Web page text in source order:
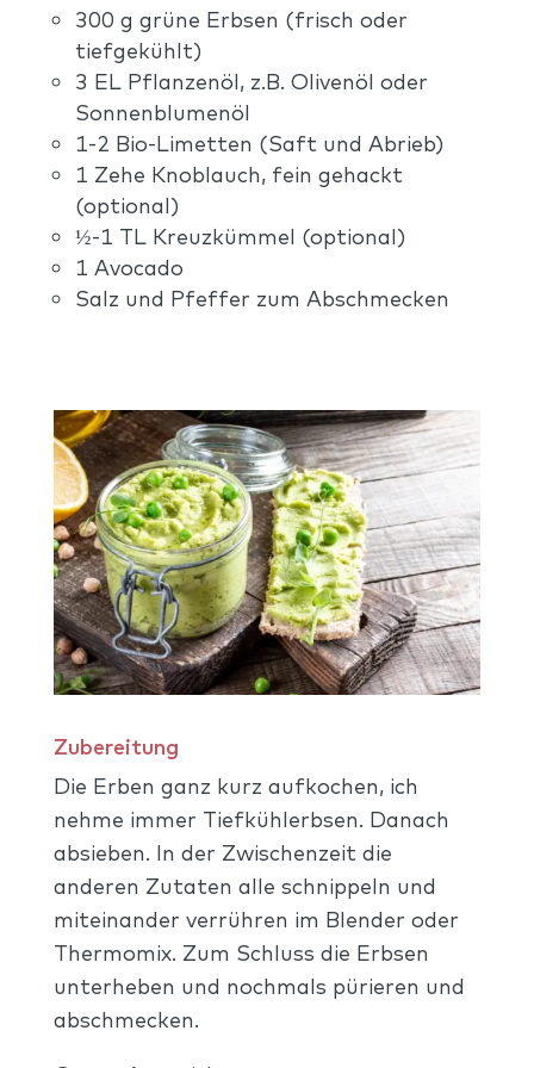
300 g grüne Erbsen (frisch oder
tiefgekühlt)
3 EL Pflanzenöl, z.B. Olivenöl oder
Sonnenblumenöl
1-2 Bio-Limetten (Saft und Abrieb)
1 Zehe Knoblauch, fein gehackt
(optional)
½-1 TL Kreuzkümmel (optional)
1 Avocado
Salz und Pfeffer zum Abschmecken
Zubereitung
Die Erben ganz kurz aufkochen, ich
nehme immer Tiefkühlerbsen. Danach
absieben. In der Zwischenzeit die
anderen Zutaten alle schnippeln und
miteinander verrühren im Blender oder
Thermomix. Zum Schluss die Erbsen
unterheben und nochmals pürieren und
abschmecken.